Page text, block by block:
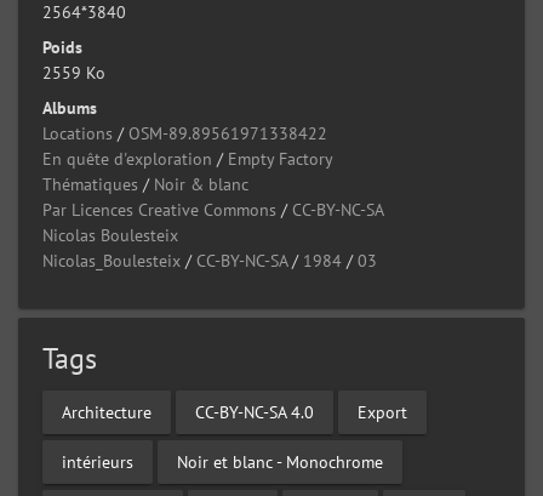
2564*3840
Poids
2559 Ko
Albums
Locations / OSM-89.89561971338422
En quête d'exploration / Empty Factory
Thématiques / Noir & blanc
Par Licences Creative Commons / CC-BY-NC-SA
Nicolas Boulesteix
Nicolas_Boulesteix / CC-BY-NC-SA/ 1984 /03
Tags
Architecture CC-BY-NC-SA 4.0 Export
intérieurs Noir et blanc - Monochrome